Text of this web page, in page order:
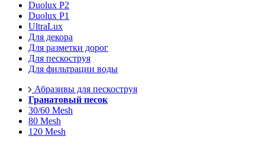
Duolux P2
Duolux P1
UltraLux
Для декора
Для разметки дорог
Для пескоструя
Для фильтрации воды
Абразивы для пескоструя
Гранатовый песок
30/60 Mesh
80 Mesh
120 Mesh